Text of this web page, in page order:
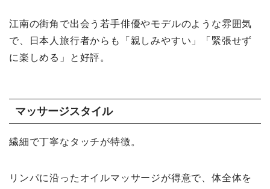
江南の街角で出会う若手俳優やモデルのような雰囲気
で、日本人旅行者からも「親しみやすい」「緊張せず
に楽しめる」と好評。
マッサージスタイル
繊細で丁寧なタッチが特徴。
リンパに沿ったオイルマッサージが得意で、体全体を